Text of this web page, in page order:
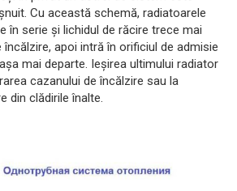
Cu această schemă, radiatoarele
în serie și lichidul de răcire trece mai
apoi intră în orificiul de admisie
mai departe. Ieșirea ultimului radiator
cazanului de încălzire sau la
din clădirile înalte.